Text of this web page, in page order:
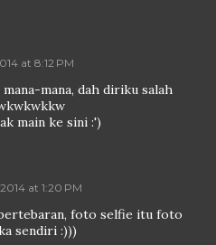
at 8:12 PM
mana, dah diriku salah
main ke sini :')
at 1:20 PM
foto selfie itu foto
sendiri :)))